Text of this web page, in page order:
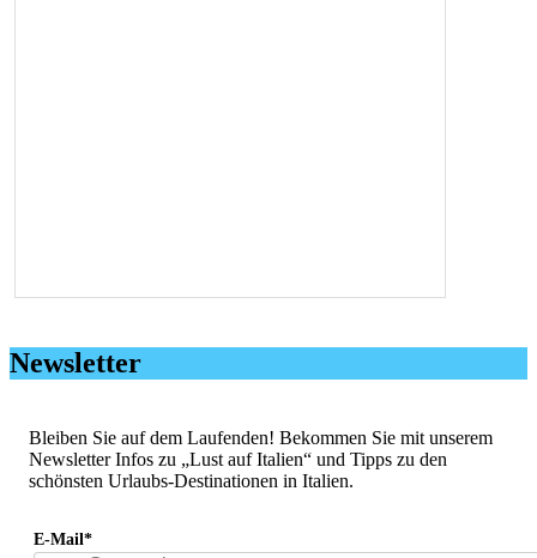
Newsletter
Bleiben Sie auf dem Laufenden! Bekommen Sie mit unserem
Newsletter Infos zu „Lust auf Italien“ und Tipps zu den
schönsten Urlaubs-Destinationen in Italien.
E-Mail*